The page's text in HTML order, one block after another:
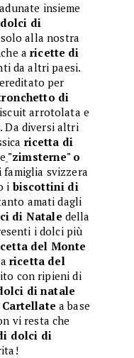
insieme
di
alla nostra
aricette di
da altri paesi.
per
di
arrotolata e
Da diversi altri
ricetta di
"zimsterne" o
svizzera
i biscottini di
amati dagli
di Natale della
i dolci più
del Monte
ricetta del
con ripieni di
di natale
Cartellate a base
vi resta che
dolci di